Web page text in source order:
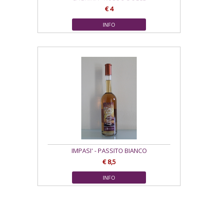
€ 4
INFO
IMPASI' - PASSITO BIANCO
€ 8,5
INFO